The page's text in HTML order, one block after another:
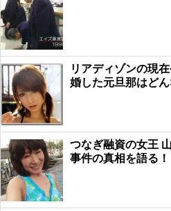
リアディゾンの現
婚した元旦那はど
つなぎ融資の女王
事件の真相を語る！